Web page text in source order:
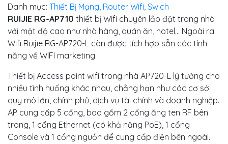
Danh mục: Thiết Bị Mạng, Router Wifi, Swich
RUIJIE RG-AP710 thiết bị Wifi chuyên lắp đặt trong nhà
với mật độ cao như nhà hàng, quán ăn, hotel… Ngoài ra
Wifi Ruijie RG-AP720-L còn được tích hợp sẵn các tính
năng về WIFI marketing.
Thiết bị Access point wifi trong nhà AP720-L lý tưởng cho
nhiều tình huống khác nhau, chẳng hạn như các cơ sở
quy mô lớn, chính phủ, dịch vụ tài chính và doanh nghiệp.
AP cung cấp 5 cổng, bao gồm 2 cổng ăng ten RF bên
trong, 1 cổng Ethernet (có khả năng PoE), 1 cổng
Console và 1 cổng nguồn để cung cấp điện bên ngoài.